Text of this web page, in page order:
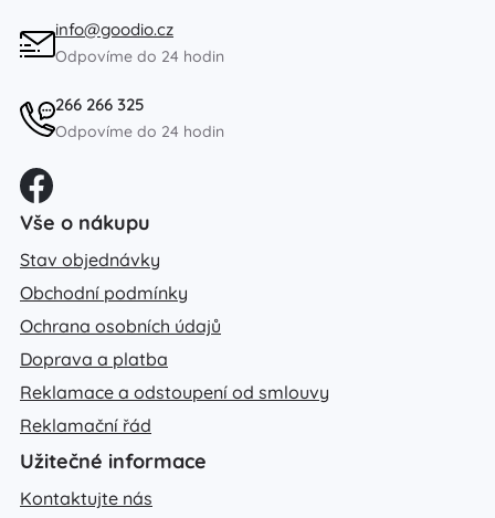
info@goodio.cz
Odpovíme do 24 hodin
266 266 325
Odpovíme do 24 hodin
Vše o nákupu
Stav objednávky
Obchodní podmínky
Ochrana osobních údajů
Doprava a platba
Reklamace a odstoupení od smlouvy
Reklamační řád
Užitečné informace
Kontaktujte nás